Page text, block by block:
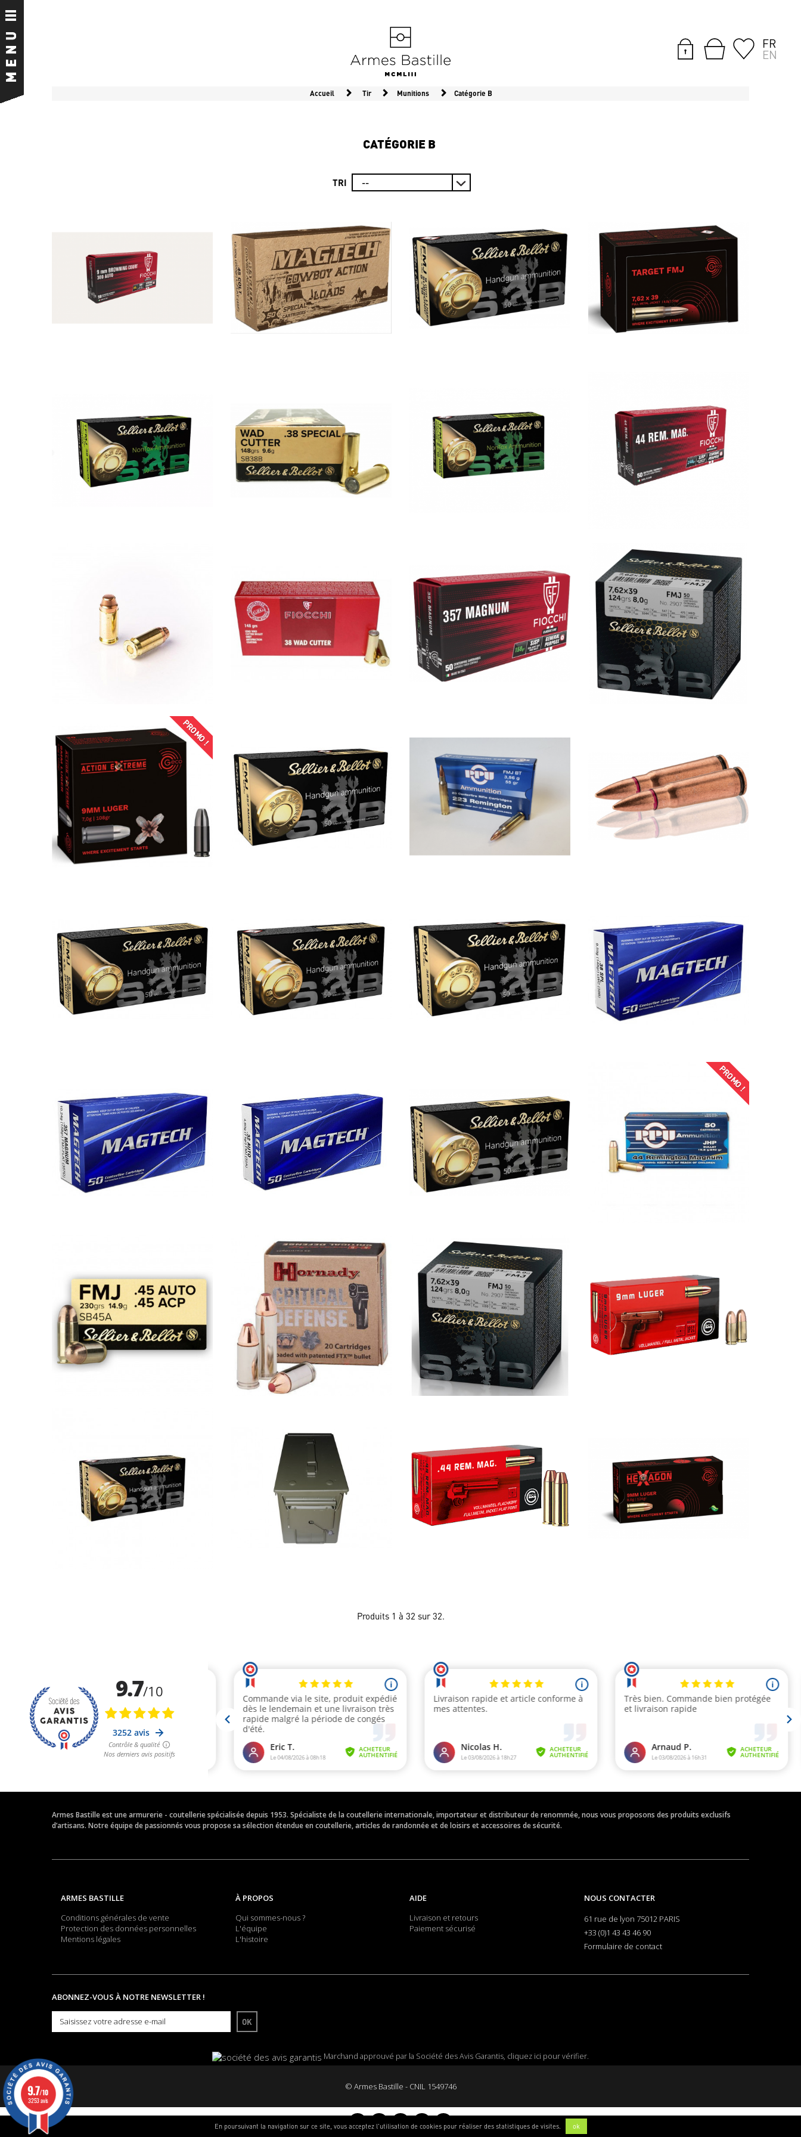
En poursuivant la navigation sur ce site, vous acceptez l'utilisation de cookies pour réaliser des statistiques de visites. ok
FR
EN
Accueil Tir Munitions Catégorie B
CATÉGORIE B
TRI
PROMO !
PROMO !
Produits 1 à 32 sur 32.
Armes Bastille est une armurerie - coutellerie spécialisée depuis 1953. Spécialiste de la coutellerie internationale, importateur et distributeur de renommée, nous vous proposons des produits exclusifs
d’artisans. Notre équipe de passionnés vous propose sa sélection étendue en coutellerie, articles de randonnée et de loisirs et accessoires de sécurité.
ARMES BASTILLE
Conditions générales de vente
Protection des données personnelles
Mentions légales
À PROPOS
Qui sommes-nous ?
L'équipe
L'histoire
AIDE
Livraison et retours
Paiement sécurisé
NOUS CONTACTER
61 rue de lyon 75012 PARIS
+33 (0)1 43 43 46 90
Formulaire de contact
ABONNEZ-VOUS À NOTRE NEWSLETTER !
OK
Marchand approuvé par la Société des Avis Garantis, cliquez ici pour vérifier.
© Armes Bastille - CNIL 1549746
9.7/10
3253 avis